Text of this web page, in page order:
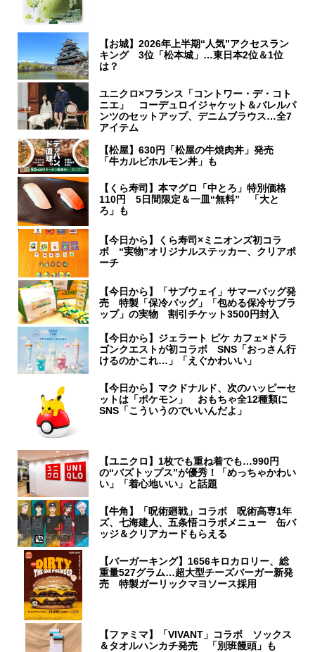
【お城】2026年上半期“人気”アクセスラン
キング 3位「松本城」…東日本2位＆1位
は？
ユニクロ×フランス「コントワー・デ・コト
ニエ」 コーデュロイジャケット＆バレルパ
ンツのセットアップ、デニムブラウス…全7
アイテム
【松屋】630円「松屋の牛焼肉丼」発売
「牛カルビホルモン丼」も
【くら寿司】本マグロ「中とろ」特別価格
110円 5日間限定＆一皿“無料” 「大と
ろ」も
【今日から】くら寿司×ミニオンズ初コラ
ボ “実物”オリジナルステッカー、クリアポ
ーチ
【今日から】「サブウェイ」サマーバッグ発
売 特製「保冷バッグ」「包める保冷サブラ
ップ」の実物 割引チケット3500円封入
【今日から】ジェラート ピケ カフェ×ドラ
ゴンクエストが初コラボ SNS「おっさん行
けるのかこれ…」「えぐかわいい」
【今日から】マクドナルド、次のハッピーセ
ットは「ポケモン」 おもちゃ全12種類に
SNS「こういうのでいいんだよ」
【ユニクロ】1枚でも重ね着でも…990円
の“バズトップス”が優秀！「めっちゃかわい
い」「着心地いい」と話題
【牛角】「呪術廻戦」コラボ 呪術高専1年
ズ、七海建人、五条悟コラボメニュー 缶バ
ッジ＆クリアカードもらえる
【バーガーキング】1656キロカロリー、総
重量527グラム…超大型チーズバーガー新発
売 特製ガーリックマヨソース採用
【ファミマ】「VIVANT」コラボ ソックス
＆タオルハンカチ発売 「別班饅頭」も